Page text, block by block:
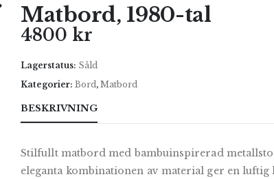
Matbord, 1980-tal
4800 kr
Lagerstatus: Såld
Kategorier: Bord, Matbord
BESKRIVNING
Stilfullt matbord med bambuinspirerad
eleganta kombinationen av material ger en